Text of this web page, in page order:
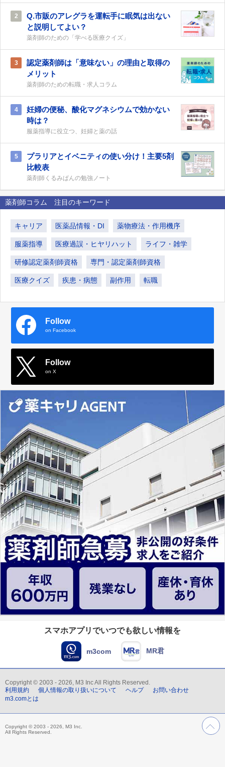
2
Q.市販のアレグラを運転手に眠気は出ない
と説明してよい？
薬剤師のための「学べる医療クイズ」
3
認定薬剤師は「意味ない」の理由と取得の
メリット
薬剤師のための転職・求人コラム
4
妊婦の便秘、酸化マグネシウムで効かない
時は？
服薬指導に役立つ、妊婦と薬の話
5
プラリアとイベニティの使い分け！主要5剤
比較表
薬剤師くるみぱんの勉強ノート
薬剤師コラム 注目のキーワード
キャリア 医薬品情報・DI 薬物療法・作用機序
服薬指導 医療過誤・ヒヤリハット ライフ・雑学
研修認定薬剤師資格 専門・認定薬剤師資格
医療クイズ 疾患・病態 副作用 転職
Follow
on Facebook
Follow
on X
スマホアプリでいつでも欲しい情報を
m3com MR君
Copyright © 2003 - 2026, M3 Inc All Rights Reserved.
利用規約
個人情報の取り扱いについて ヘルプ
お問い合わせ
m3.comとは
Copyright © 2003 - 2026, M3 Inc.
All Rights Reserved.